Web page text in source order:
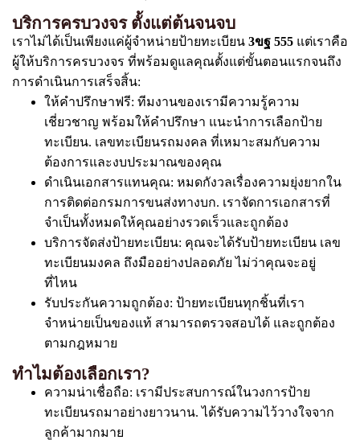
บริการครบวงจร ตั้งแต่ต้นจนจบ
เราไม่ได้เป็นเพียงแค่ผู้จำหน่ายป้ายทะเบียน 3ขฐ 555 แต่เราคือ
ผู้ให้บริการครบวงจร ที่พร้อมดูแลคุณตั้งแต่ขั้นตอนแรกจนถึง
การดำเนินการเสร็จสิ้น:
ให้คำปรึกษาฟรี: ทีมงานของเรามีความรู้ความ
เชี่ยวชาญ พร้อมให้คำปรึกษา แนะนำการเลือกป้าย
ทะเบียน. เลขทะเบียนรถมงคล ที่เหมาะสมกับความ
ต้องการและงบประมาณของคุณ
ดำเนินเอกสารแทนคุณ: หมดกังวลเรื่องความยุ่งยากใน
การติดต่อกรมการขนส่งทางบก. เราจัดการเอกสารที่
จำเป็นทั้งหมดให้คุณอย่างรวดเร็วและถูกต้อง
บริการจัดส่งป้ายทะเบียน: คุณจะได้รับป้ายทะเบียน เลข
ทะเบียนมงคล ถึงมืออย่างปลอดภัย ไม่ว่าคุณจะอยู่
ที่ไหน
รับประกันความถูกต้อง: ป้ายทะเบียนทุกชิ้นที่เรา
จำหน่ายเป็นของแท้ สามารถตรวจสอบได้ และถูกต้อง
ตามกฎหมาย
ทำไมต้องเลือกเรา?
ความน่าเชื่อถือ: เรามีประสบการณ์ในวงการป้าย
ทะเบียนรถมาอย่างยาวนาน. ได้รับความไว้วางใจจาก
ลูกค้ามากมาย